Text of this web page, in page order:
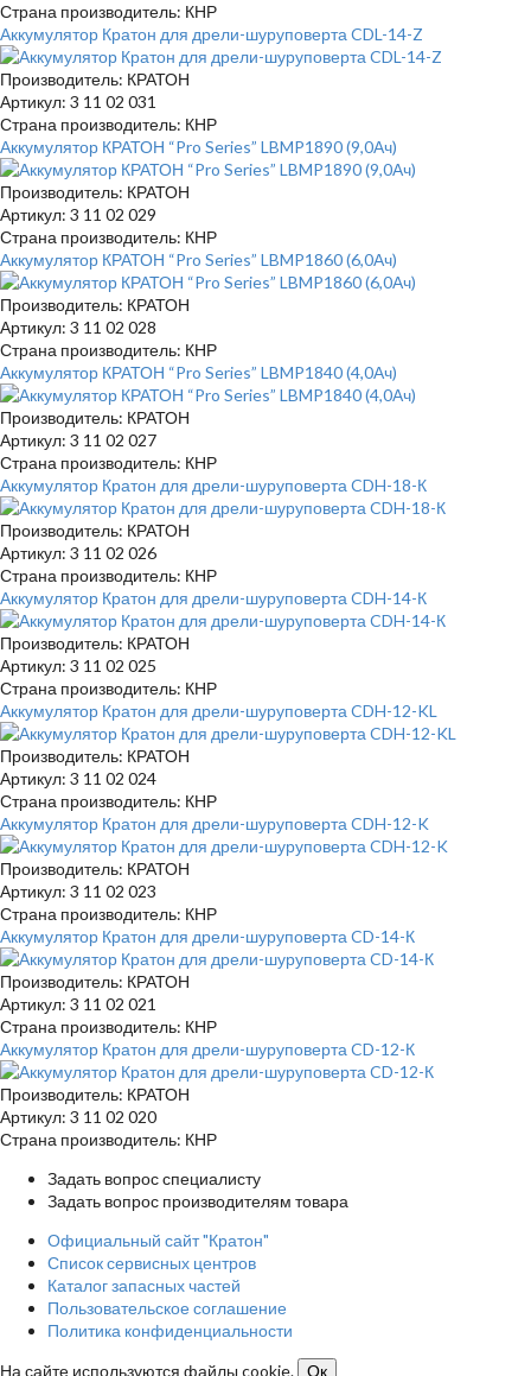
Страна производитель: КНР
Аккумулятор Кратон для дрели-шуруповерта CDL-14-Z
Производитель: КРАТОН
Артикул: 3 11 02 031
Страна производитель: КНР
Аккумулятор КРАТОН “Pro Series” LBMP1890 (9,0Ач)
Производитель: КРАТОН
Артикул: 3 11 02 029
Страна производитель: КНР
Аккумулятор КРАТОН “Pro Series” LBMP1860 (6,0Ач)
Производитель: КРАТОН
Артикул: 3 11 02 028
Страна производитель: КНР
Аккумулятор КРАТОН “Pro Series” LBMP1840 (4,0Ач)
Производитель: КРАТОН
Артикул: 3 11 02 027
Страна производитель: КНР
Аккумулятор Кратон для дрели-шуруповерта CDH-18-К
Производитель: КРАТОН
Артикул: 3 11 02 026
Страна производитель: КНР
Аккумулятор Кратон для дрели-шуруповерта CDH-14-К
Производитель: КРАТОН
Артикул: 3 11 02 025
Страна производитель: КНР
Аккумулятор Кратон для дрели-шуруповерта CDH-12-KL
Производитель: КРАТОН
Артикул: 3 11 02 024
Страна производитель: КНР
Аккумулятор Кратон для дрели-шуруповерта CDH-12-K
Производитель: КРАТОН
Артикул: 3 11 02 023
Страна производитель: КНР
Аккумулятор Кратон для дрели-шуруповерта CD-14-К
Производитель: КРАТОН
Артикул: 3 11 02 021
Страна производитель: КНР
Аккумулятор Кратон для дрели-шуруповерта CD-12-К
Производитель: КРАТОН
Артикул: 3 11 02 020
Страна производитель: КНР
Задать вопрос специалисту
Задать вопрос производителям товара
Официальный сайт "Кратон"
Список сервисных центров
Каталог запасных частей
Пользовательское соглашение
Политика конфиденциальности
На сайте используются файлы cookie.
Ок